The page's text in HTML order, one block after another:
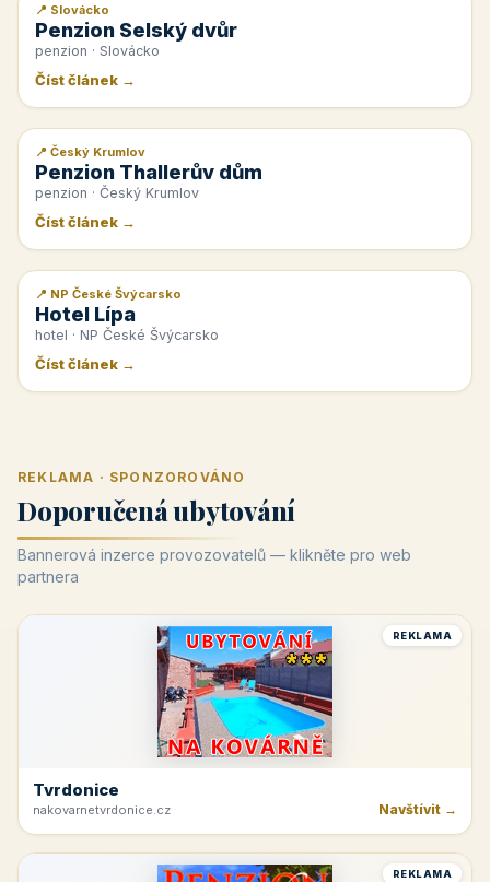
📰 PR článek
📍 Slovácko
Penzion Selský dvůr
penzion · Slovácko
Číst článek →
📰 PR článek
📍 Český Krumlov
Penzion Thallerův dům
penzion · Český Krumlov
Číst článek →
📰 PR článek
📍 NP České Švýcarsko
Hotel Lípa
hotel · NP České Švýcarsko
Číst článek →
REKLAMA · SPONZOROVÁNO
Doporučená ubytování
Bannerová inzerce provozovatelů — klikněte pro web
partnera
REKLAMA
Tvrdonice
nakovarnetvrdonice.cz Navštívit →
REKLAMA